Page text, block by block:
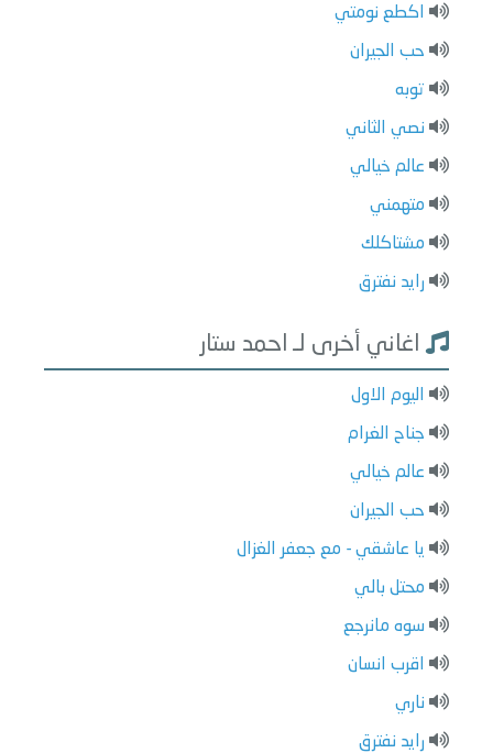
اكطع نومتي
حب الجيران
توبه
نصي الثاني
عالم خيالي
متهمني
مشتاكلك
رايد نفترق
اغاني أخرى لـ احمد ستار
اليوم الاول
جناح الغرام
عالم خيالي
حب الجيران
يا عاشقي - مع جعفر الغزال
محتل بالي
سوه مانرجع
اقرب انسان
ناري
رايد نفترق